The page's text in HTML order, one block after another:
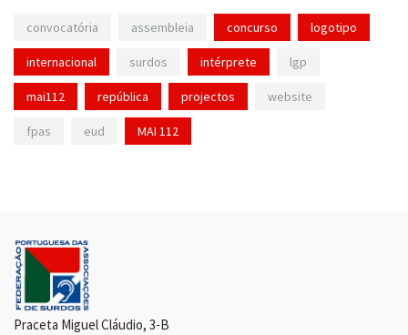
convocatória assembleia concurso logotipo
internacional surdos intérprete lgp
mai112 república projectos website
fpas eud MAI 112
Praceta Miguel Cláudio, 3-B